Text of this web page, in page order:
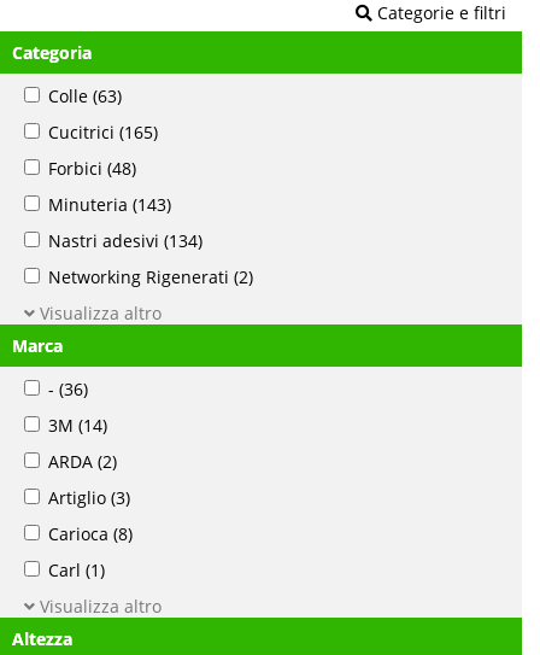
Categorie e filtri
Categoria
Colle (63)
Cucitrici (165)
Forbici (48)
Minuteria (143)
Nastri adesivi (134)
Networking Rigenerati (2)
Visualizza altro
Marca
- (36)
3M (14)
ARDA (2)
Artiglio (3)
Carioca (8)
Carl (1)
Visualizza altro
Altezza